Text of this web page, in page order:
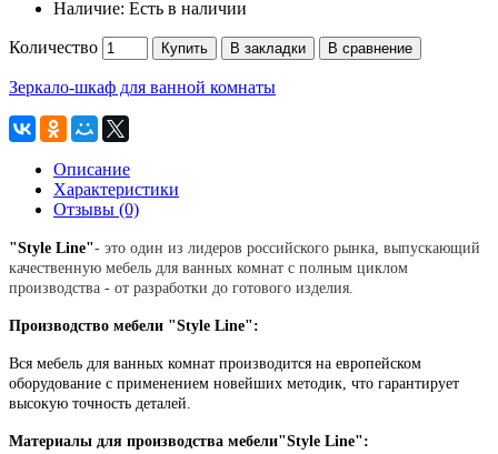
Наличие: Есть в наличии
Количество Купить В закладки В сравнение
Зеркало-шкаф для ванной комнаты
Описание
Характеристики
Отзывы (0)
"Style Line"- это один из лидеров российского рынка, выпускающий
качественную мебель для ванных комнат с полным циклом
производства - от разработки до готового изделия.
Производство мебели "Style Line":
Вся мебель для ванных комнат производится на европейском
оборудование с применением новейших методик, что гарантирует
высокую точность деталей.
Материалы для производства мебели"Style Line":